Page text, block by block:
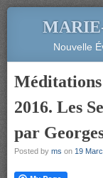
Nouvelle
2016. Les
par
Posted by ms on 19